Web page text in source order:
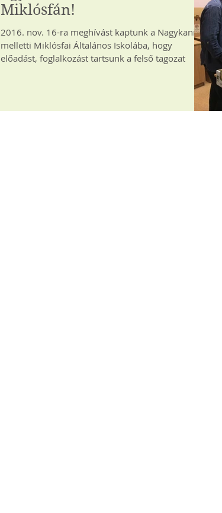
Miklósfán!
2016. nov. 16-ra meghívást kaptunk a Nagykanizsa
melletti Miklósfai Általános Iskolába, hogy
előadást, foglalkozást tartsunk a felső tagozat